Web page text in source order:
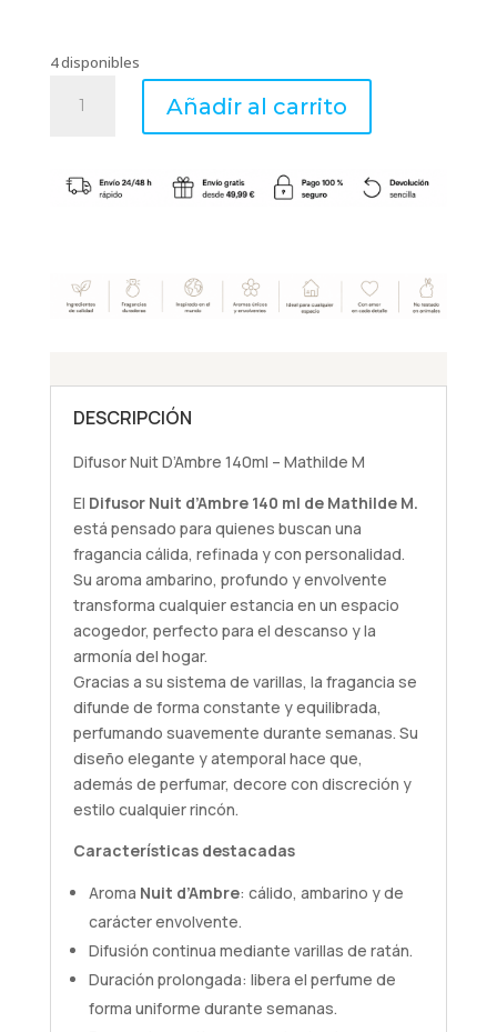
4 disponibles
Nuit
Añadir al carrito
DESCRIPCIÓN
Difusor Nuit D’Ambre 140ml – Mathilde M
El Difusor Nuit d’Ambre 140 ml de Mathilde M.
está pensado para quienes buscan una
fragancia cálida, refinada y con personalidad.
Su aroma ambarino, profundo y envolvente
transforma cualquier estancia en un espacio
acogedor, perfecto para el descanso y la
armonía del hogar.
Gracias a su sistema de varillas, la fragancia se
difunde de forma constante y equilibrada,
perfumando suavemente durante semanas. Su
diseño elegante y atemporal hace que,
además de perfumar, decore con discreción y
estilo cualquier rincón.
Características destacadas
Aroma Nuit d’Ambre: cálido, ambarino y de
carácter envolvente.
Difusión continua mediante varillas de ratán.
Duración prolongada: libera el perfume de
forma uniforme durante semanas.